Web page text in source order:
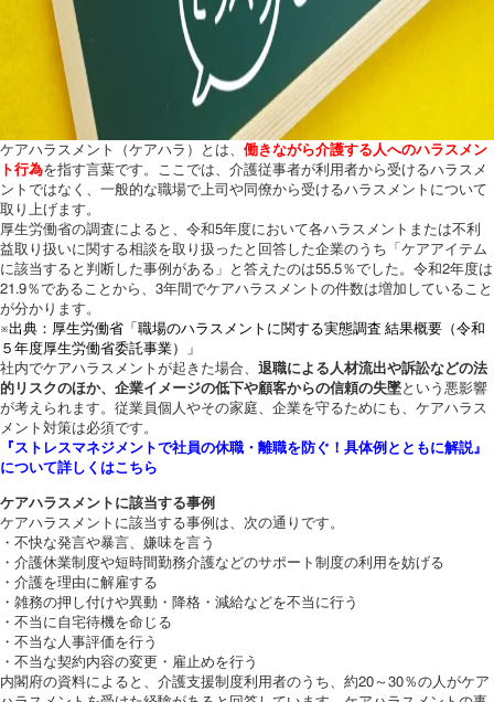
ケアハラスメント（ケアハラ）とは、 働きながら介護する人へのハラスメン
ト行為を指す言葉です。ここでは、介護従事者が利用者から受けるハラスメ
ントではなく、一般的な職場で上司や同僚から受けるハラスメントについて
取り上げます。
厚生労働省の調査によると、令和5年度において各ハラスメントまたは不利
益取り扱いに関する相談を取り扱ったと回答した企業のうち「ケアアイテム
に該当すると判断した事例がある」と答えたのは55.5％でした。令和2年度は
21.9％であることから、3年間でケアハラスメントの件数は増加していること
が分かります。
※出典：厚生労働省「職場のハラスメントに関する実態調査 結果概要（令和
５年度厚生労働省委託事業）」
社内でケアハラスメントが起きた場合、 退職による人材流出や訴訟などの法
的リスクのほか、企業イメージの低下や顧客からの信頼の失墜という悪影響
が考えられます。従業員個人やその家庭、企業を守るためにも、ケアハラス
メント対策は必須です。
『ストレスマネジメントで社員の休職・離職を防ぐ！具体例とともに解説』
について詳しくはこちら
ケアハラスメントに該当する事例
ケアハラスメントに該当する事例は、次の通りです。
・不快な発言や暴言、嫌味を言う
・介護休業制度や短時間勤務介護などのサポート制度の利用を妨げる
・介護を理由に解雇する
・雑務の押し付けや異動・降格・減給などを不当に行う
・不当に自宅待機を命じる
・不当な人事評価を行う
・不当な契約内容の変更・雇止めを行う
内閣府の資料によると、介護支援制度利用者のうち、約20～30％の人がケア